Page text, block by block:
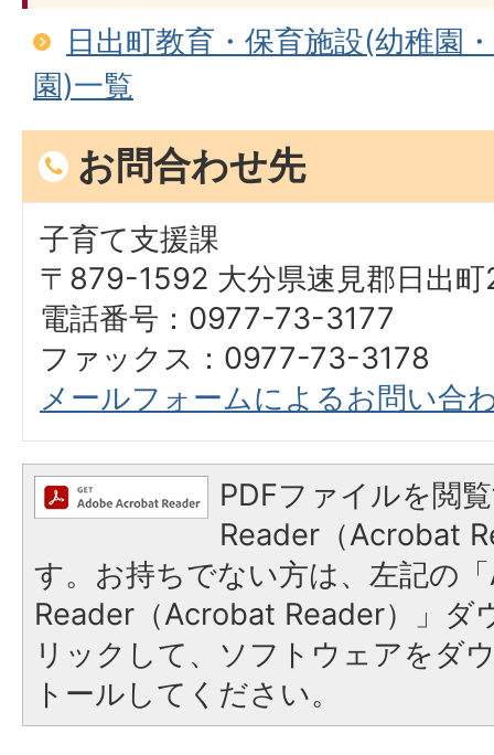
日出町教育・保育施設(幼稚園
園)一覧
お問合わせ先
子育て支援課
〒879-1592 大分県速見郡日出町
電話番号：0977-73-3177
ファックス：0977-73-3178
メールフォームによるお問い合
PDFファイルを閲
Reader（Acrobat
す。お持ちでない方は、左記の
Reader（Acrobat Reader）」ダ
リックして、ソフトウェアをダ
トールしてください。